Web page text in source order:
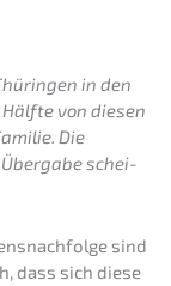
in den
von diesen
Die
Überga­be schei­
sind
dass sich diese